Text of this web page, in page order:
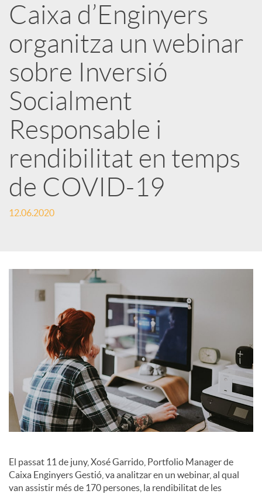
r
x
e
s
S
o
s
Caixa d’Enginyers
organitza un webinar
sobre Inversió
Socialment
Responsable i
rendibilitat en temps
de COVID-19
12.06.2020
El passat 11 de juny, Xosé Garrido, Portfolio Manager de
Caixa Enginyers Gestió, va analitzar en un webinar, al qual
van assistir més de 170 persones, la rendibilitat de les